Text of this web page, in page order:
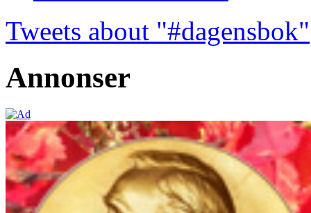
Tweets about "#dagensbok"
Annonser